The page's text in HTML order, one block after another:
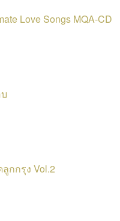
Love Songs MQA-CD
กกรุง Vol.2